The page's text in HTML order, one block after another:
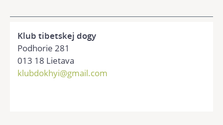
Klub tibetskej dogy
Podhorie 281
013 18 Lietava
klubdokhyi@gmail.com